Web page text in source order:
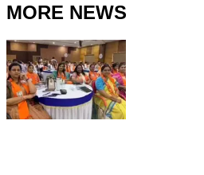
MORE NEWS